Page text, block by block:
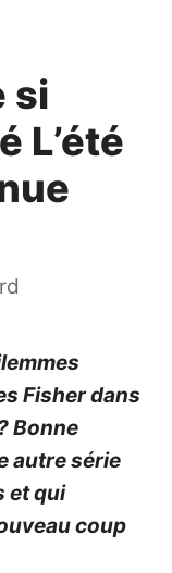
si
L’été
Fisher dans
Bonne
autre série
et qui
coup